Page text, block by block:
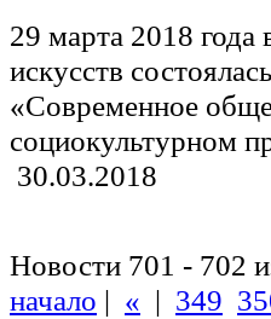
29 марта 2018 года
искусств
«Современное
социокультурном
30.03.2018
Новости 701 - 702
начало | « | 349